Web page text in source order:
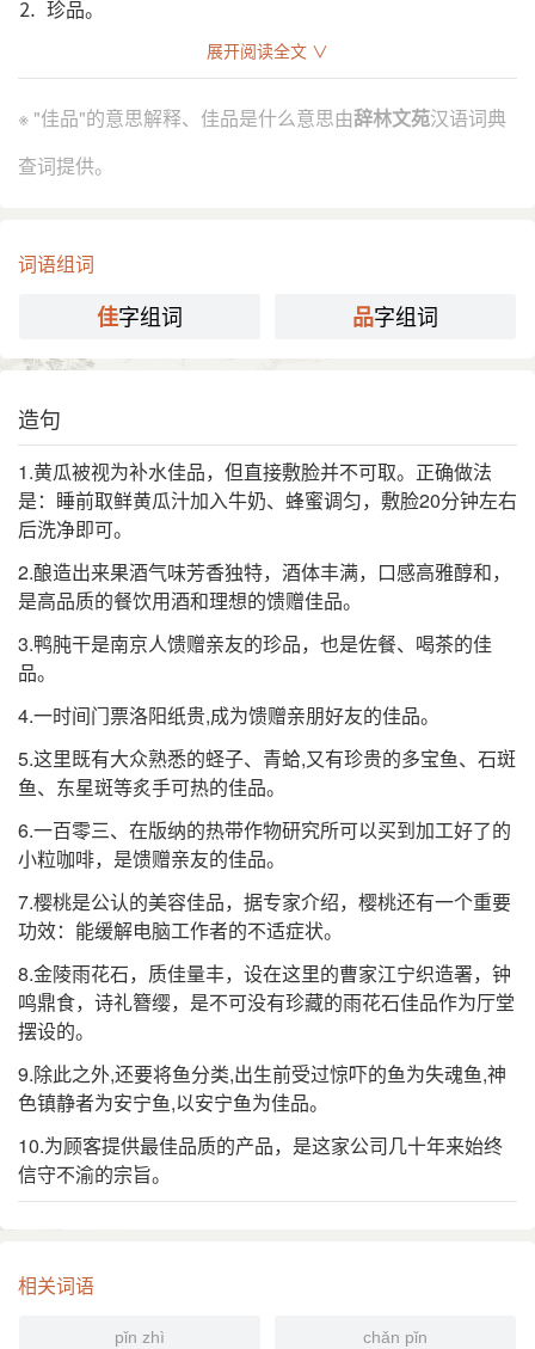
⒉ 珍品。
⒊ 优良品种。
英 good strains of seeds;
引证解释
引 宋 刘克庄 《后山题跋·蔡端明帖》：“所谓似小青梅
人不以为贵也。”
⒉ 珍奇的品物。
明 顾起元 《客座赘语·笔墨研冠天下》：“其后翰林承
赐者，皆 廷珪 双脊龙样，尤为佳品。”
⒊ 上等；上品。
引
清 包世臣 《艺舟双楫·论书·国朝书品》：“墨守迹象，
雅有门庭，曰佳品。”
鲁迅 《书信集·致内山嘉吉》：“今日另封附上 中国 信
笺十余张，虽非佳品，但到达后尚祈转给这些木刻的
孙犁 《秀露集·耕堂读书记（二）》：“所记甚为详细
真实，是日记中的佳品。”
分字解释
jiā
佳
pǐn
品
展开阅读全文 ∨
※ "佳品"的意思解释、佳品是什么意思由辞林文苑汉语词典
查词提供。
词语组词
佳字组词 品字组词
造句
1.黄瓜被视为补水佳品，但直接敷脸并不可取。正确做法
是：睡前取鲜黄瓜汁加入牛奶、蜂蜜调匀，敷脸20分钟左右
后洗净即可。
2.酿造出来果酒气味芳香独特，酒体丰满，口感高雅醇和，
是高品质的餐饮用酒和理想的馈赠佳品。
3.鸭肫干是南京人馈赠亲友的珍品，也是佐餐、喝茶的佳
品。
4.一时间门票洛阳纸贵,成为馈赠亲朋好友的佳品。
5.这里既有大众熟悉的蛏子、青蛤,又有珍贵的多宝鱼、石斑
鱼、东星斑等炙手可热的佳品。
6.一百零三、在版纳的热带作物研究所可以买到加工好了的
小粒咖啡，是馈赠亲友的佳品。
7.樱桃是公认的美容佳品，据专家介绍，樱桃还有一个重要
功效：能缓解电脑工作者的不适症状。
8.金陵雨花石，质佳量丰，设在这里的曹家江宁织造署，钟
鸣鼎食，诗礼簪缨，是不可没有珍藏的雨花石佳品作为厅堂
摆设的。
9.除此之外,还要将鱼分类,出生前受过惊吓的鱼为失魂鱼,神
色镇静者为安宁鱼,以安宁鱼为佳品。
10.为顾客提供最佳品质的产品，是这家公司几十年来始终
信守不渝的宗旨。
相关词语
pǐn zhì chǎn pǐn